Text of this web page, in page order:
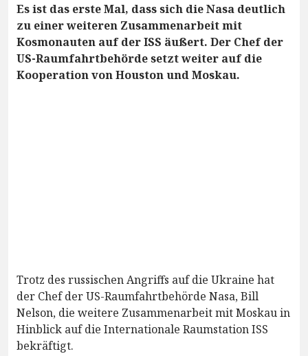
Es ist das erste Mal, dass sich die Nasa deutlich
zu einer weiteren Zusammenarbeit mit
Kosmonauten auf der ISS äußert. Der Chef der
US-Raumfahrtbehörde setzt weiter auf die
Kooperation von Houston und Moskau.
Trotz des russischen Angriffs auf die Ukraine hat
der Chef der US-Raumfahrtbehörde Nasa, Bill
Nelson, die weitere Zusammenarbeit mit Moskau in
Hinblick auf die Internationale Raumstation ISS
bekräftigt.